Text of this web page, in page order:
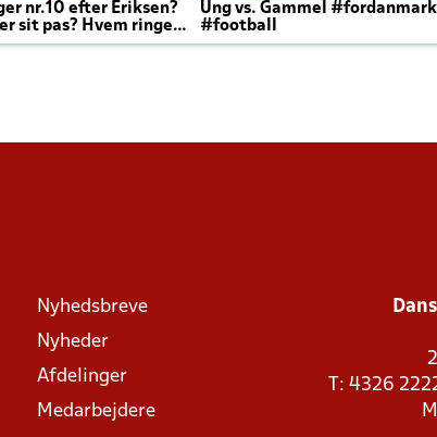
nr.10 efter Eriksen?
sit pas? Hvem ringer
til efter kampe?
Ung vs. Gammel
#football
Nyhedsbreve
Nyheder
Afdelinger
Medarbejdere
T: 4326